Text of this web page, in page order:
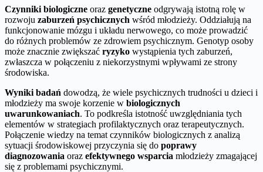
Czynniki biologiczne oraz genetyczne odgrywają istotną rolę w
rozwoju zaburzeń psychicznych wśród młodzieży. Oddziałują na
funkcjonowanie mózgu i układu nerwowego, co może prowadzić
do różnych problemów ze zdrowiem psychicznym. Genotyp osoby
może znacznie zwiększać ryzyko wystąpienia tych zaburzeń,
zwłaszcza w połączeniu z niekorzystnymi wpływami ze strony
środowiska.
Wyniki badań dowodzą, że wiele psychicznych trudności u dzieci i
młodzieży ma swoje korzenie w biologicznych
uwarunkowaniach. To podkreśla istotność uwzględniania tych
elementów w strategiach profilaktycznych oraz terapeutycznych.
Połączenie wiedzy na temat czynników biologicznych z analizą
sytuacji środowiskowej przyczynia się do poprawy
diagnozowania oraz efektywnego wsparcia młodzieży zmagającej
się z problemami psychicznymi.